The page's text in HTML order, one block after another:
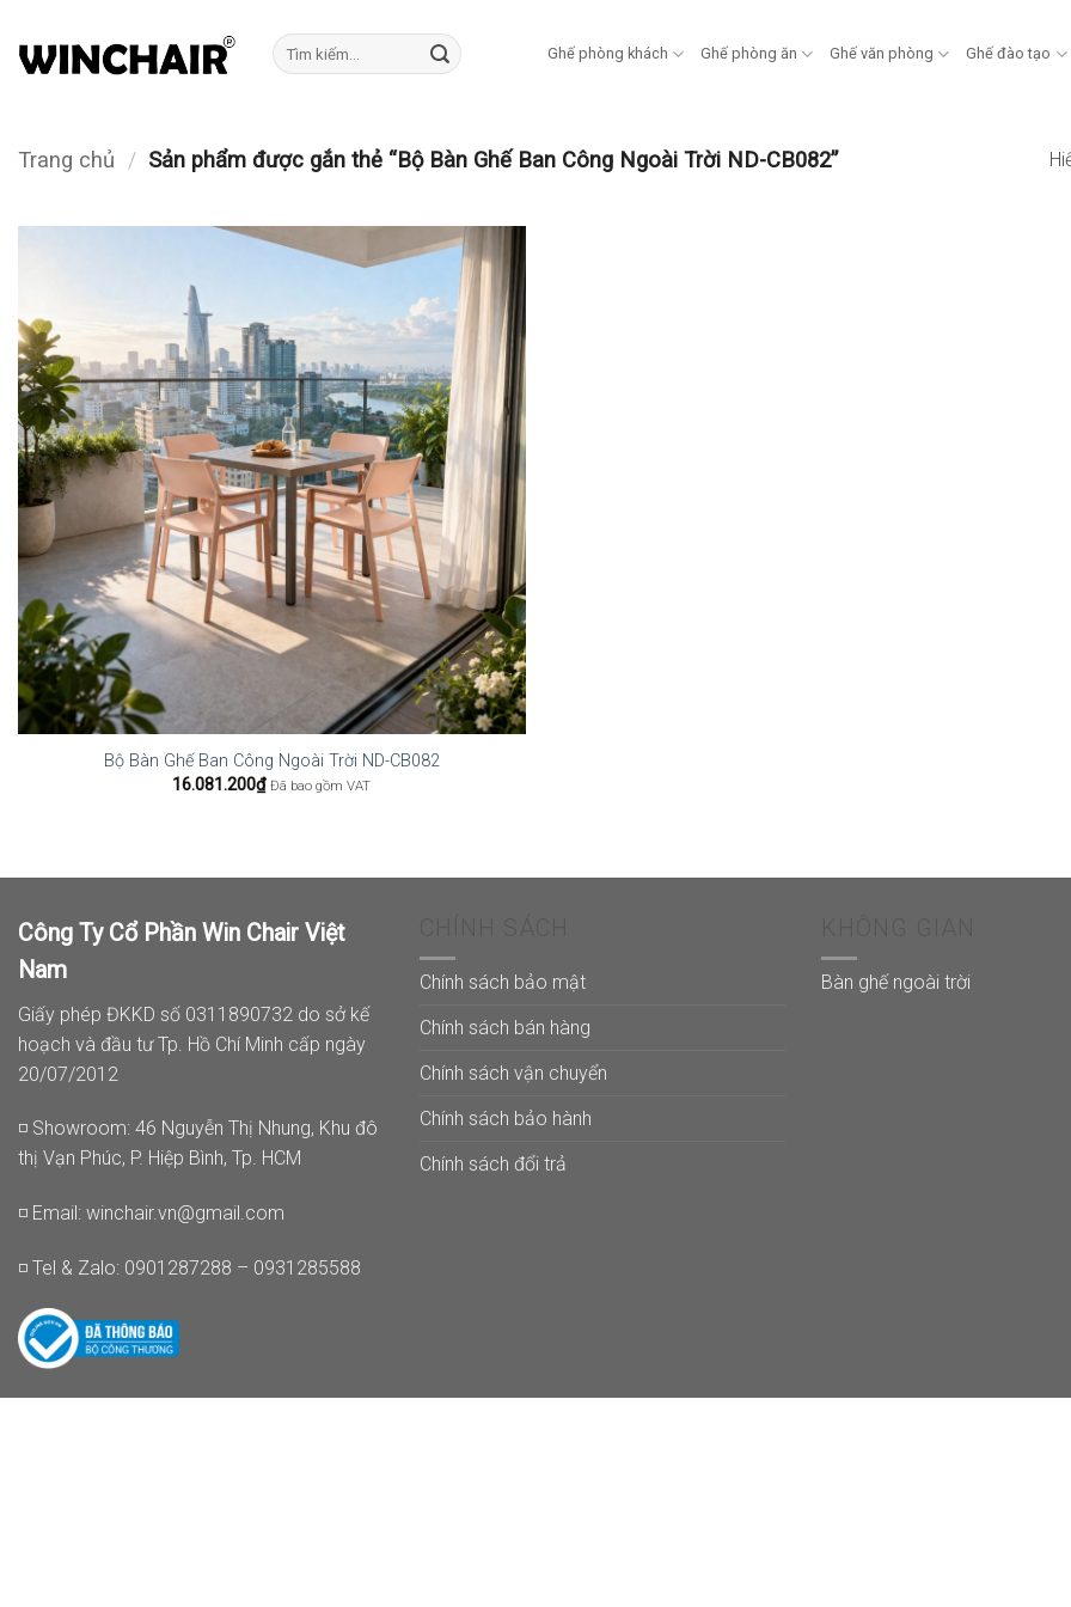
qua
Tìm
kiếm:
Ghế phòng khách Ghế phòng ăn Ghế văn phòng Ghế đào tạo
Trang chủ / Sản phẩm được gắn thẻ “Bộ Bàn Ghế Ban Công Ngoài Trời ND-CB082”
Bộ Bàn Ghế Ban Công Ngoài Trời ND-CB082
16.081.200₫ Đã bao gồm VAT
Công Ty Cổ Phần Win Chair Việt
Nam
Giấy phép ĐKKD số 0311890732 do sở kế
hoạch và đầu tư Tp. Hồ Chí Minh cấp ngày
20/07/2012
◽ Showroom: 46 Nguyễn Thị Nhung, Khu đô
thị Vạn Phúc, P. Hiệp Bình, Tp. HCM
◽ Email: winchair.vn@gmail.com
◽ Tel & Zalo: 0901287288 – 0931285588
Chính sách bảo mật
Chính sách bán hàng
Chính sách vận chuyển
Chính sách bảo hành
Chính sách đổi trả
Bàn ghế ngoài trời